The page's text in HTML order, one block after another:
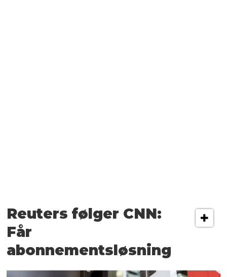
Reuters følger CNN:
Får
abonnementsløsning